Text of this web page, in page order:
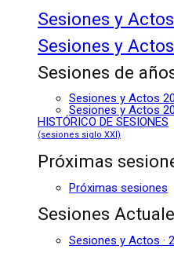
Sesiones y
Sesiones y
Sesiones de
Sesiones y Actos
Sesiones y Actos
HISTÓRICO DE SESIONES
(sesiones siglo XXI)
Próximas
Próximas sesiones
Sesiones
Sesiones y Actos ·